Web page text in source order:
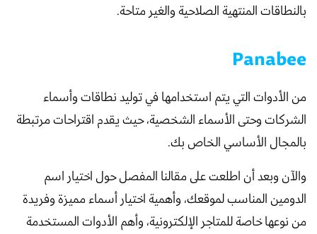
بالنطاقات المنتهية الصلاحية والغير متاحة.
Panabee
من الأدوات التي يتم استخدامها في توليد نطاقات وأسماء
الشركات وحتى الأسماء الشخصية، حيث يقدم اقتراحات مرتبطة
بالمجال الأساسي الخاص بك.
والآن وبعد أن اطلعت على مقالنا المفصل حول اختيار اسم
الدومين المناسب لموقعك، وأهمية اختيار أسماء مميزة وفريدة
من نوعها خاصة للمتاجر الإلكترونية، وأهم الأدوات المستخدمة